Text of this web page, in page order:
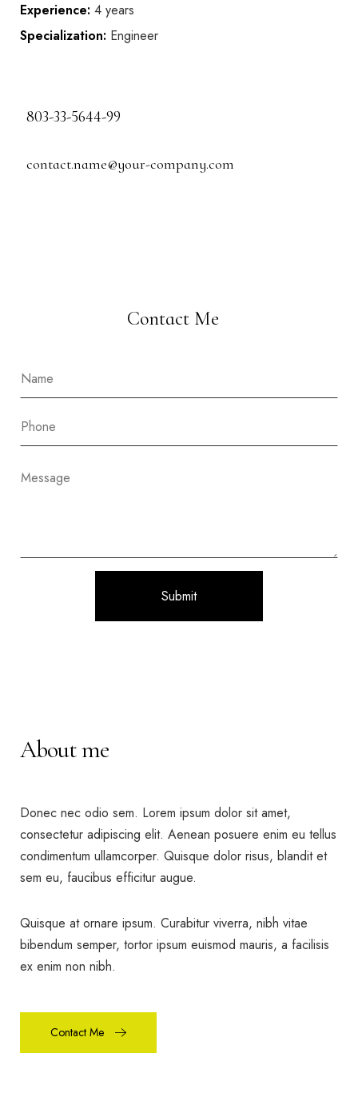
Experience: 4 years
Specialization: Engineer
803-33-5644-99
contact.name@your-company.com
Contact Me
About me
Donec nec odio sem. Lorem ipsum dolor sit amet,
consectetur adipiscing elit. Aenean posuere enim eu tellus
condimentum ullamcorper. Quisque dolor risus, blandit et
sem eu, faucibus efficitur augue.
Quisque at ornare ipsum. Curabitur viverra, nibh vitae
bibendum semper, tortor ipsum euismod mauris, a facilisis
ex enim non nibh.
Contact Me